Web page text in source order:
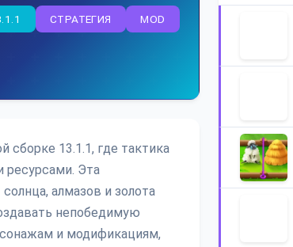
MOD
СТРАТЕГИЯ
сборке 13.1.1, где тактика
Эта
алмазов и золота
непобедимую
и модификациям,